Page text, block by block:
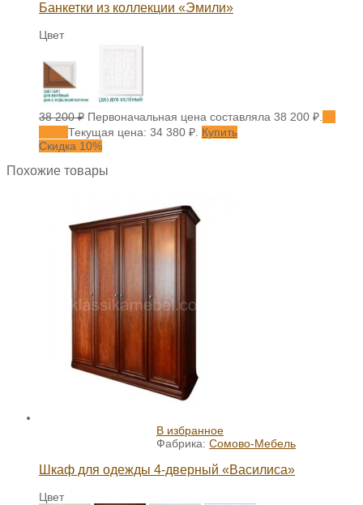
Банкетки из коллекции «Эмили»
Цвет
38 200₽ Первоначальная цена составляла 38 200 ₽.
Текущая цена: 34 380 ₽. Купить
Скидка 10%
Похожие товары
В избранное
Фабрика: Сомово-Мебель
Шкаф для одежды 4-дверный «Василиса»
Цвет